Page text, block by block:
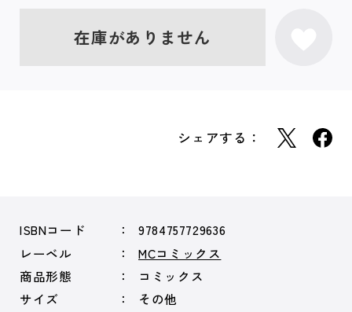
在庫がありません
シェアする：
ISBNコード
9784757729636
レーベル
MCコミックス
商品形態
コミックス
サイズ
その他